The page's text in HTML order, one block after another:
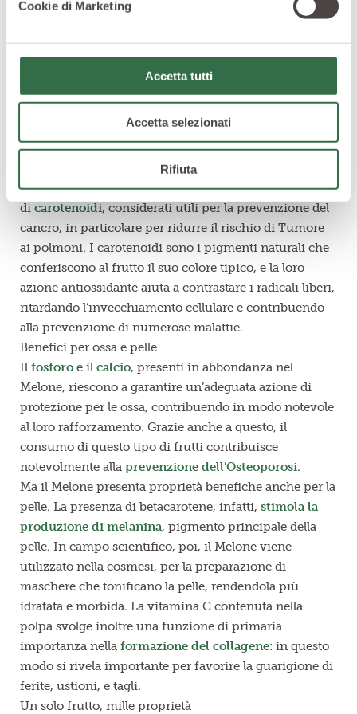
Cookie di Marketing
Accetta tutti
Accetta selezionati
Rifiuta
il rischio di Infarto e Ictus.
positivi sull’apparato cardiocircolatorio, in quanto
favorisce la circolazione del sangue con ripercussioni
Proprietà antiossidanti
Una particolare varietà di Melone amaro è stata oggetto
di recenti studi scientifici, poiché il succo particolare si
sarebbe rivelato utile nel trattamento del Cancro al
pancreas. In generale, comunque, il Melone è ricco
di carotenoidi, considerati utili per la prevenzione del
cancro, in particolare per ridurre il rischio di Tumore
ai polmoni. I carotenoidi sono i pigmenti naturali che
conferiscono al frutto il suo colore tipico, e la loro
azione antiossidante aiuta a contrastare i radicali liberi,
ritardando l’invecchiamento cellulare e contribuendo
alla prevenzione di numerose malattie.
Benefici per ossa e pelle
Il fosforo e il calcio, presenti in abbondanza nel
Melone, riescono a garantire un’adeguata azione di
protezione per le ossa, contribuendo in modo notevole
al loro rafforzamento. Grazie anche a questo, il
consumo di questo tipo di frutti contribuisce
notevolmente alla prevenzione dell’Osteoporosi.
Ma il Melone presenta proprietà benefiche anche per la
pelle. La presenza di betacarotene, infatti, stimola la
produzione di melanina, pigmento principale della
pelle. In campo scientifico, poi, il Melone viene
utilizzato nella cosmesi, per la preparazione di
maschere che tonificano la pelle, rendendola più
idratata e morbida. La vitamina C contenuta nella
polpa svolge inoltre una funzione di primaria
importanza nella formazione del collagene: in questo
modo si rivela importante per favorire la guarigione di
ferite, ustioni, e tagli.
Un solo frutto, mille proprietà